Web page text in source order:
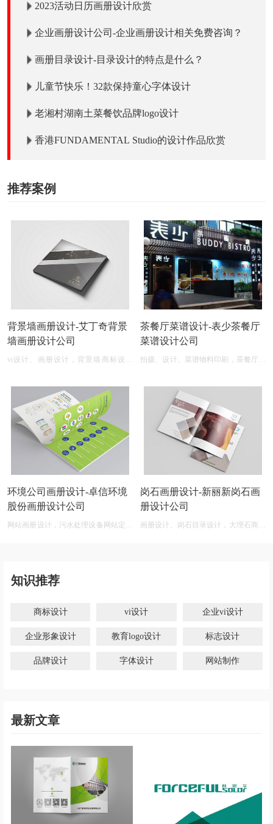
2023活动日历画册设计欣赏
企业画册设计公司-企业画册设计相关免费咨询？
画册目录设计-目录设计的特点是什么？
儿童节快乐！32款保持童心字体设计
老湘村湖南土菜餐饮品牌logo设计
香港FUNDAMENTAL Studio的设计作品欣赏
推荐案例
背景墙画册设计-艾丁奇背景
墙画册设计公司
vi设计、画册设计，背景墙商标设计
茶餐厅菜谱设计-表少茶餐厅
菜谱设计公司
拍摄、设计、菜谱物料印刷，茶餐厅菜
环境公司画册设计-卓信环境
股份画册设计公司
网站画册设计，污水处理设备网站定制
岗石画册设计-新丽新岗石画
册设计公司
画册设计、岗石目录设计，大理石商标
知识推荐
商标设计 vi设计 企业vi设计
企业形象设计 教育logo设计 标志设计
品牌设计 字体设计 网站制作
最新文章